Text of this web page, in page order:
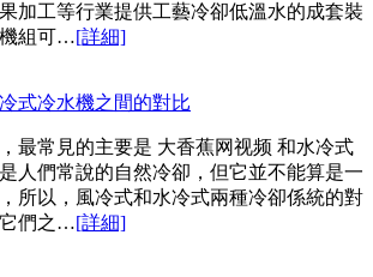
加工等行業提供工藝冷卻低溫水的成套裝
組可…[詳細]
式冷水機之間的對比
最常見的主要是 大香蕉网视频 和水冷式
人們常說的自然冷卻，但它並不能算是一
所以，風冷式和水冷式兩種冷卻係統的對
們之…[詳細]